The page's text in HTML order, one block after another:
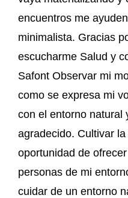
encuentros me
minimalista. Gracias
escucharme Salud y
Safont Observar mi
como se expresa mi
con el entorno natural
agradecido. Cultivar
oportunidad de
personas de mi
cuidar de un entorno